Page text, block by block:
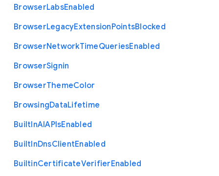
BrowserLabsEnabled
BrowserLegacyExtensionPointsBlocked
BrowserNetworkTimeQueriesEnabled
BrowserSignin
BrowserThemeColor
BrowsingDataLifetime
BuiltInAIAPIsEnabled
BuiltInDnsClientEnabled
BuiltinCertificateVerifierEnabled